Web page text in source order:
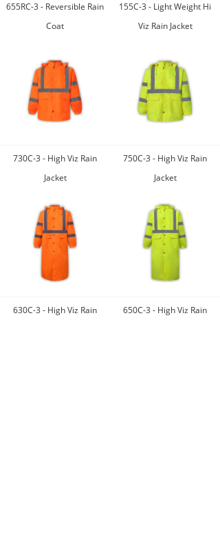
655RC-3 - Reversible Rain
Coat
730C-3 - High Viz Rain
Jacket
630C-3 - High Viz Rain
155C-3 - Light Weight Hi
Viz Rain Jacket
750C-3 - High Viz Rain
Jacket
650C-3 - High Viz Rain